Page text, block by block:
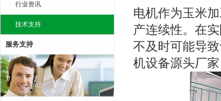
行业资讯
技术支持
服务支持
电机作为玉米
产连续性。在
不及时可能导
机设备源头厂